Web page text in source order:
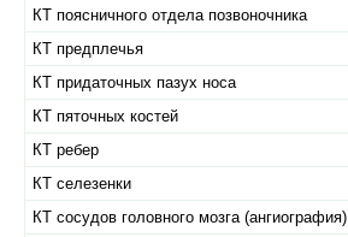
КТ поясничного отдела позвоночника
КТ предплечья
КТ придаточных пазух носа
КТ пяточных костей
КТ ребер
КТ селезенки
КТ сосудов головного мозга (ангиография)